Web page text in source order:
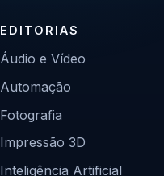
EDITORIAS
Áudio e Vídeo
Automação
Fotografia
Impressão 3D
Inteligência Artificial